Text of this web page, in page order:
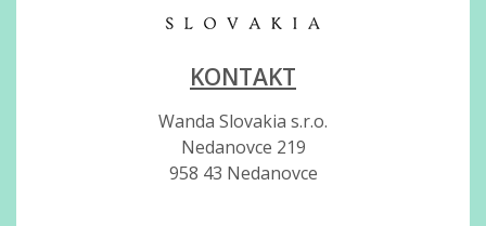
KONTAKT
Wanda Slovakia s.r.o.
Nedanovce 219
958 43 Nedanovce